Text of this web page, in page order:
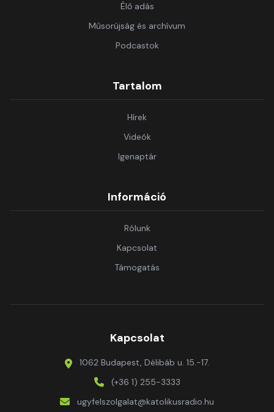
Élő adás
Műsorújság és archívum
Podcastok
Tartalom
Hírek
Videók
Igenaptár
Információ
Rólunk
Kapcsolat
Támogatás
Kapcsolat
1062 Budapest, Délibáb u. 15.-17.
(+36 1) 255-3333
ugyfelszolgalat@katolikusradio.hu